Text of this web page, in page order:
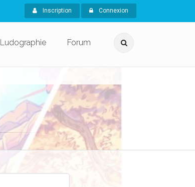
Inscription Connexion
Ludographie Forum